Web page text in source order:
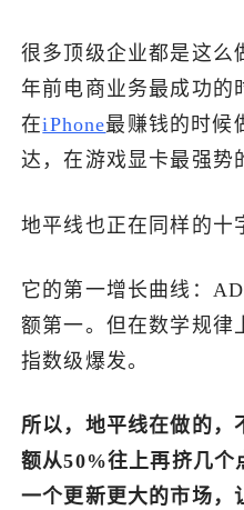
很多顶级企业都是这么
年前电商业务最成功的
在iPhone最赚钱的时候
达，在游戏显卡最强势
地平线也正在同样的十
它的第一增长曲线：
额第一。但在数学规律
指数级爆发。
所以，地平线在做的，
额从50%往上再挤几个
一个更新更大的市场，